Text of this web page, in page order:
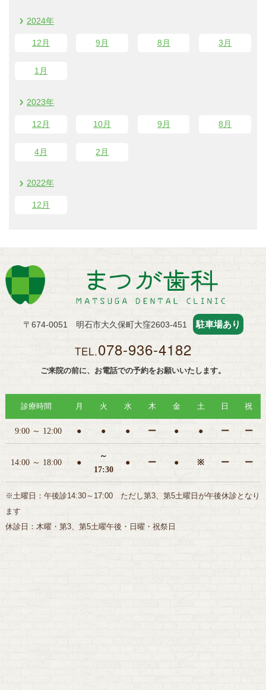
2024年
12 月 9 月 8 月 3 月
1 月
2023年
12 月 10月 9 月 8 月
4月 2 月
2022年
12月
〒674-0051 明石市大久保町大窪2603-451 駐車場あり
TEL.078-936-4182
ご来院の前に、お電話での予約をお願いいたします。
診療時間 月 火 水 木 金 土 日 祝
9:00 ～ 12:00 ● ● ● ー ● ● ー ー
14:00 ～ 18:00 ●
～
17:30
● ー ● ※ ー ー
※土曜日：午後診14:30～17:00 ただし第3、第5土曜日が午後休診となり
ます
休診日：木曜・第3、第5土曜午後・日曜・祝祭日